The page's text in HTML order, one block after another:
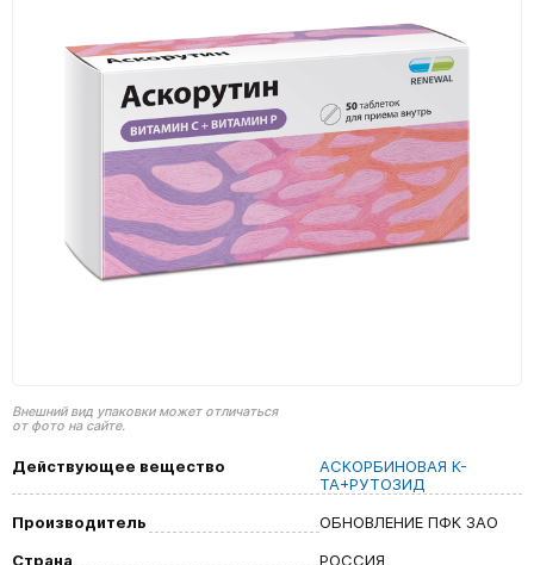
Внешний вид упаковки может отличаться
от фото на сайте.
Действующее вещество
АСКОРБИНОВАЯ К-
ТА+РУТОЗИД
Производитель
ОБНОВЛЕНИЕ ПФК ЗАО
Страна
РОССИЯ